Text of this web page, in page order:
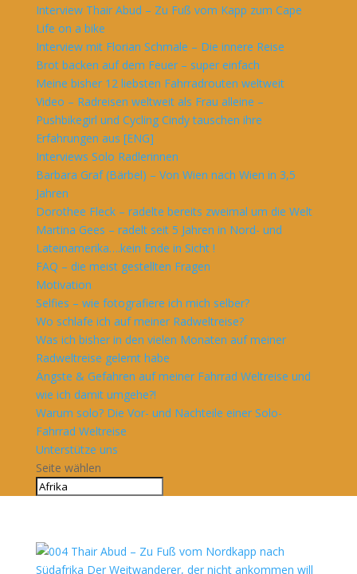
Interview Thair Abud – Zu Fuß vom Kapp zum Cape
Life on a bike
Interview mit Florian Schmale – Die innere Reise
Brot backen auf dem Feuer – super einfach
Meine bisher 12 liebsten Fahrradrouten weltweit
Video – Radreisen weltweit als Frau alleine –
Pushbikegirl und Cycling Cindy tauschen ihre
Erfahrungen aus [ENG]
Interviews Solo Radlerinnen
Barbara Graf (Bärbel) – Von Wien nach Wien in 3,5
Jahren
Dorothee Fleck – radelte bereits zweimal um die Welt
Martina Gees – radelt seit 5 Jahren in Nord- und
Lateinamerika….kein Ende in Sicht !
FAQ – die meist gestellten Fragen
Motivation
Selfies – wie fotografiere ich mich selber?
Wo schlafe ich auf meiner Radweltreise?
Was ich bisher in den vielen Monaten auf meiner
Radweltreise gelernt habe
Ängste & Gefahren auf meiner Fahrrad Weltreise und
wie ich damit umgehe?!
Warum solo? Die Vor- und Nachteile einer Solo-
Fahrrad Weltreise
Unterstütze uns
Seite wählen